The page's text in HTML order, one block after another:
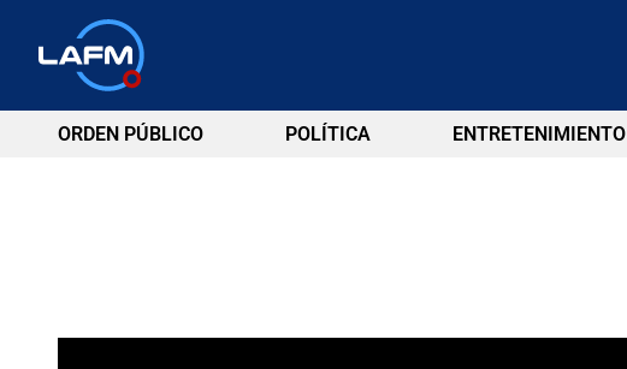
ORDEN PÚBLICO POLÍTICA ENTRETENIMIENTO